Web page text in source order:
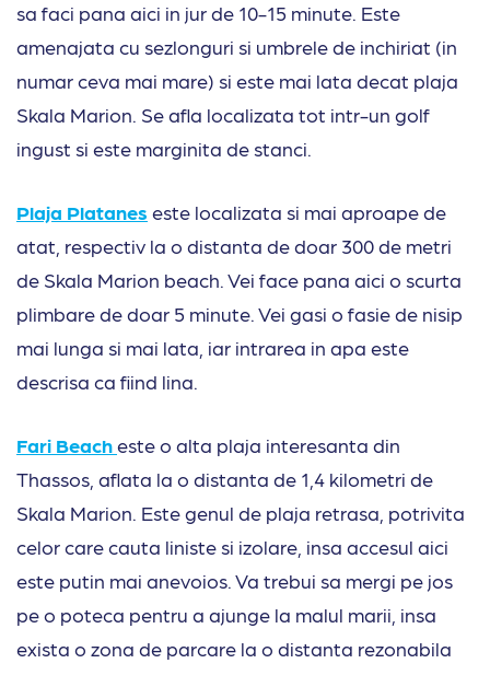
sa faci pana aici in jur de 10-15 minute. Este
amenajata cu sezlonguri si umbrele de inchiriat (in
numar ceva mai mare) si este mai lata decat plaja
Skala Marion. Se afla localizata tot intr-un golf
ingust si este marginita de stanci.
Plaja Platanes este localizata si mai aproape de
atat, respectiv la o distanta de doar 300 de metri
de Skala Marion beach. Vei face pana aici o scurta
plimbare de doar 5 minute. Vei gasi o fasie de nisip
mai lunga si mai lata, iar intrarea in apa este
descrisa ca fiind lina.
Fari Beacheste o alta plaja interesanta din
Thassos, aflata la o distanta de 1,4 kilometri de
Skala Marion. Este genul de plaja retrasa, potrivita
celor care cauta liniste si izolare, insa accesul aici
este putin mai anevoios. Va trebui sa mergi pe jos
pe o poteca pentru a ajunge la malul marii, insa
exista o zona de parcare la o distanta rezonabila